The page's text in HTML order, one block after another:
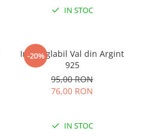
IN STOC
-20%
Inel reglabil Val din Argint
925
95,00 RON
76,00 RON
IN STOC